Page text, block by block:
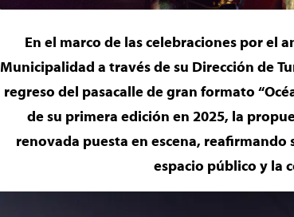
En el marco de las celebraciones por el
Municipalidad a través de su Dirección de
regreso del pasacalle de gran formato
de su primera edición en 2025, la
renovada puesta en escena, reafirmando
espacio público y la